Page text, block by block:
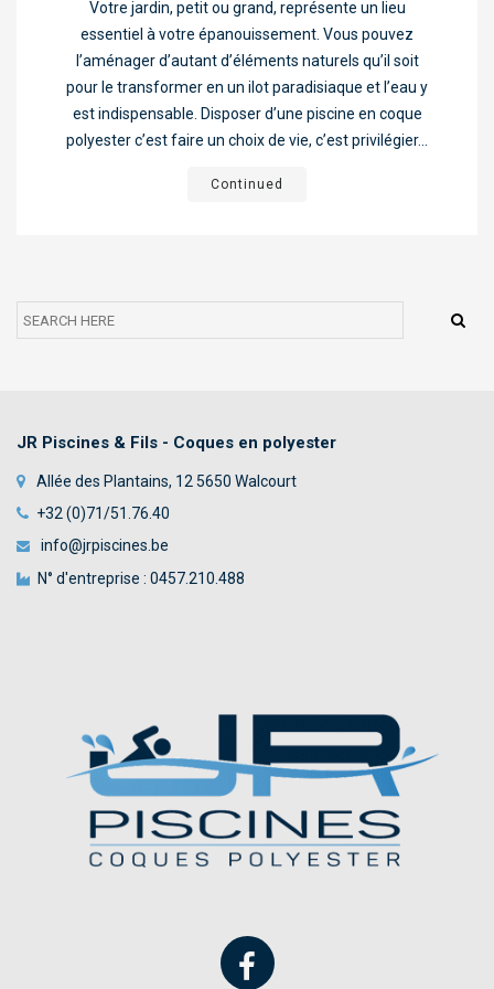
TOILES TENDUES
ABRIS
TRAITEMENT AUTOMATIQUE DE L’EAU
DÉSHUMIDIFICATION
NOUS CONTACTER
Votre jardin, petit ou grand, représente un lieu
essentiel à votre épanouissement. Vous pouvez
l’aménager d’autant d’éléments naturels qu’il soit
pour le transformer en un ilot paradisiaque et l’eau y
est indispensable. Disposer d’une piscine en coque
polyester c’est faire un choix de vie, c’est privilégier...
Continued
JR Piscines & Fils - Coques en polyester
Allée des Plantains, 12 5650 Walcourt
+32 (0)71/51.76.40
info@jrpiscines.be
N° d'entreprise : 0457.210.488